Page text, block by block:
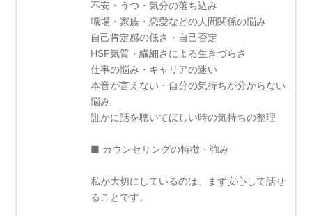
不安・うつ・気分の落ち込み
職場・家族・恋愛などの人間関係の悩み
自己肯定感の低さ・自己否定
HSP気質・繊細さによる生きづらさ
仕事の悩み・キャリアの迷い
本音が言えない・自分の気持ちが分からない
悩み
誰かに話を聴いてほしい時の気持ちの整理
■ カウンセリングの特徴・強み
私が大切にしているのは、まず安心して話せ
ることです。